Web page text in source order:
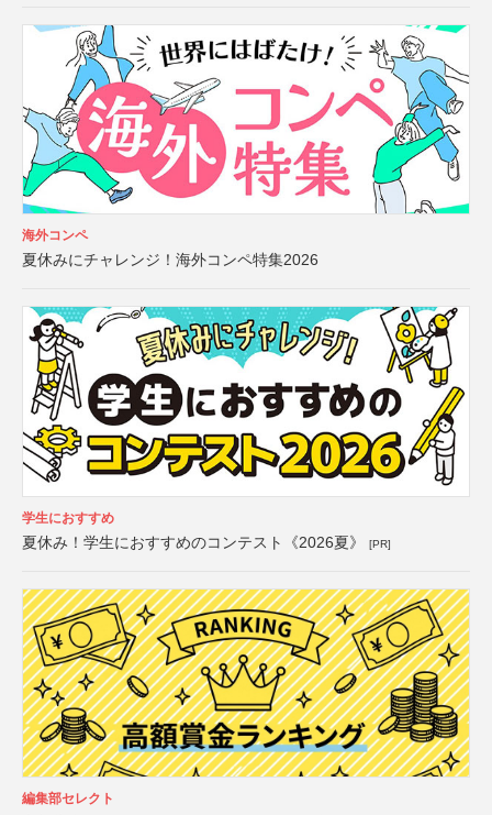
海外コンペ
夏休みにチャレンジ！海外コンペ特集2026
学生におすすめ
夏休み！学生におすすめのコンテスト《2026夏》 [PR]
編集部セレクト